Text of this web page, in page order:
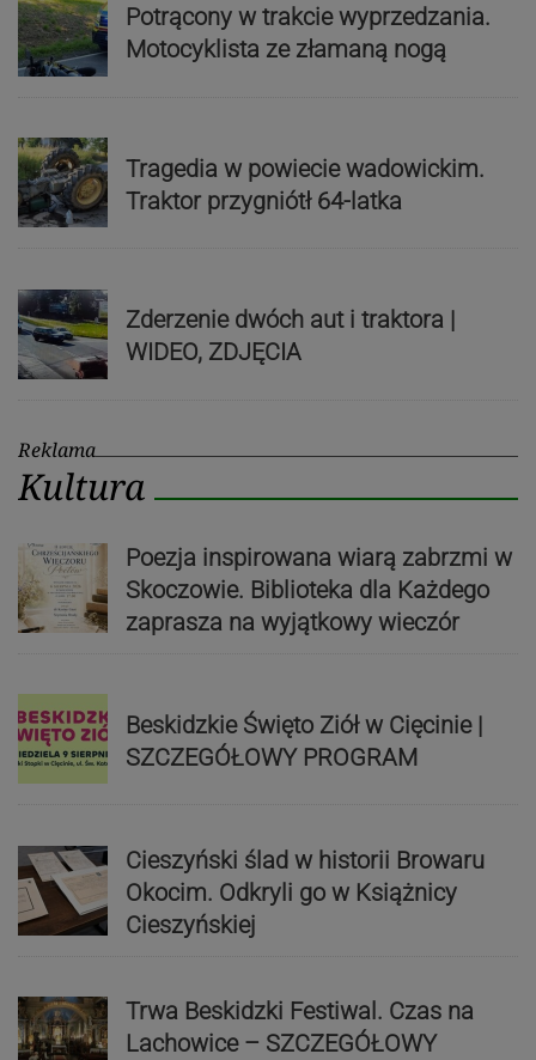
Potrącony w trakcie wyprzedzania.
Motocyklista ze złamaną nogą
Tragedia w powiecie wadowickim.
Traktor przygniótł 64-latka
Zderzenie dwóch aut i traktora |
WIDEO, ZDJĘCIA
Reklama
Kultura
Poezja inspirowana wiarą zabrzmi w
Skoczowie. Biblioteka dla Każdego
zaprasza na wyjątkowy wieczór
Beskidzkie Święto Ziół w Cięcinie |
SZCZEGÓŁOWY PROGRAM
Cieszyński ślad w historii Browaru
Okocim. Odkryli go w Książnicy
Cieszyńskiej
Trwa Beskidzki Festiwal. Czas na
Lachowice – SZCZEGÓŁOWY